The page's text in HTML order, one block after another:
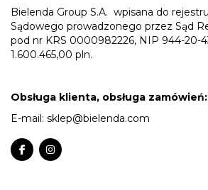
Bielenda Group S.A. wpisana do
Sądowego prowadzonego przez Sąd
pod nr KRS 0000982226, NIP 944-20-
1.600.465,00 pln.
Obsługa klienta, obsługa zamówień:
E-mail: sklep@bielenda.com